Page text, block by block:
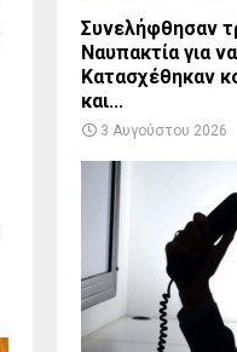
Συνελήφθησαν
Ναυπακτία για
Κατασχέθηκαν
και...
3 Αυγούστου 2026